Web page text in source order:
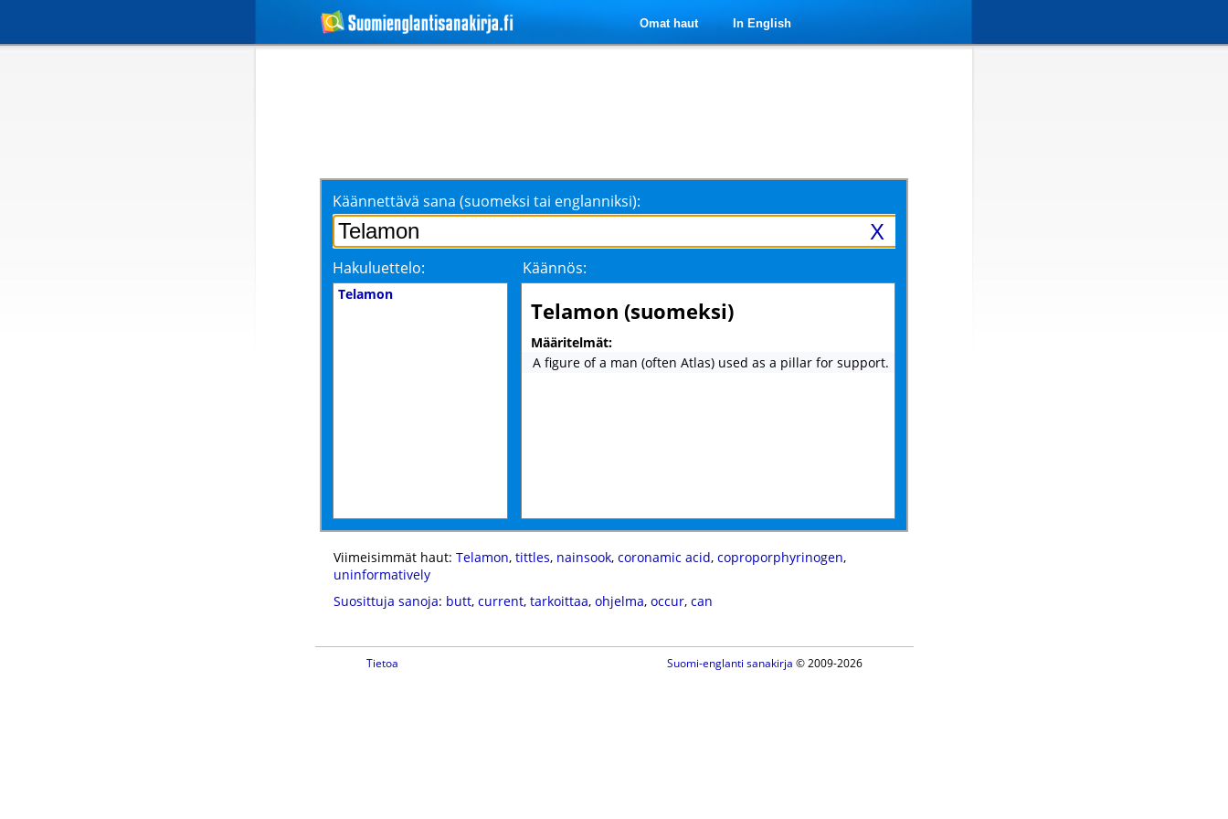
Omat haut In English
Käännettävä sana (suomeksi tai englanniksi):
X
Hakuluettelo: Käännös:
Telamon
Telamon (suomeksi)
Määritelmät:
A figure of a man (often Atlas) used as a pillar for support.
Viimeisimmät haut: Telamon, tittles, nainsook, coronamic acid, coproporphyrinogen,
uninformatively
Suosittuja sanoja: butt, current, tarkoittaa, ohjelma, occur, can
Tietoa Suomi-englanti sanakirja © 2009-2026